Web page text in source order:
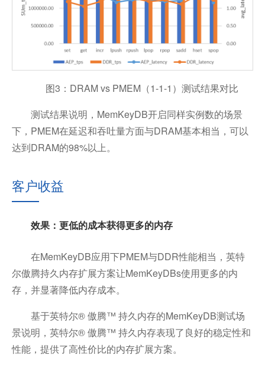
图3：DRAM vs PMEM（1-1-1）测试结果对比
测试结果说明，MemKeyDB开启同样实例数的场景
下，PMEM在延迟和吞吐量方面与DRAM基本相当，可以
达到DRAM的98%以上。
客户收益
效果：更低的成本获得更多的内存
在MemKeyDB应用下PMEM与DDR性能相当，英特
尔傲腾持久内存扩展方案让MemKeyDBs使用更多的内
存，并显著降低内存成本。
基于英特尔® 傲腾™ 持久内存的MemKeyDB测试场
景说明，英特尔® 傲腾™ 持久内存表现了良好的稳定性和
性能，提供了高性价比的内存扩展方案。